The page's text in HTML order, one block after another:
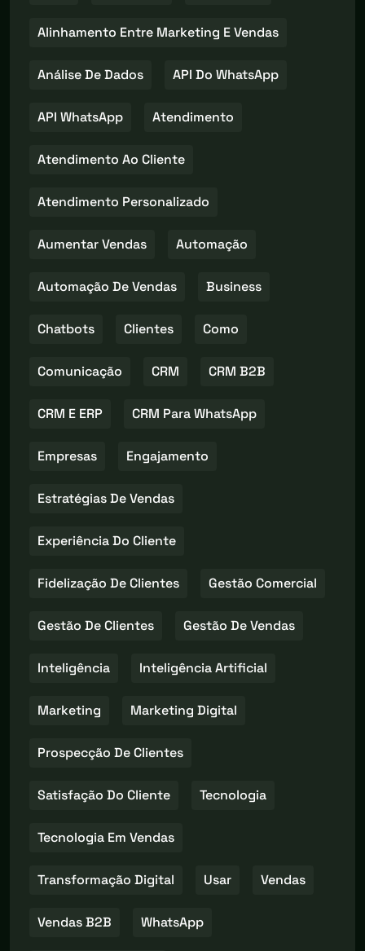
Alinhamento Entre Marketing E Vendas
Análise De Dados API Do WhatsApp
API WhatsApp Atendimento
Atendimento Ao Cliente
Atendimento Personalizado
Aumentar Vendas Automação
Automação De Vendas Business
Chatbots Clientes Como
Comunicação CRM CRM B2B
CRM E ERP CRM Para WhatsApp
Empresas Engajamento
Estratégias De Vendas
Experiência Do Cliente
Fidelização De Clientes Gestão Comercial
Gestão De Clientes Gestão De Vendas
Inteligência Inteligência Artificial
Marketing Marketing Digital
Prospecção De Clientes
Satisfação Do Cliente Tecnologia
Tecnologia Em Vendas
Transformação Digital Usar Vendas
Vendas B2B WhatsApp